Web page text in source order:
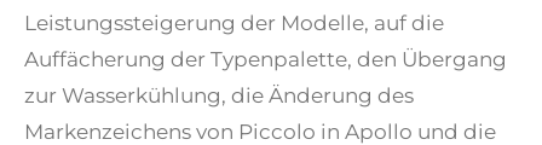
Leistungssteigerung der Modelle, auf die
Auffächerung der Typenpalette, den Übergang
zur Wasserkühlung, die Änderung des
Markenzeichens von Piccolo in Apollo und die